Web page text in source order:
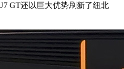
GT还以巨大优势刷新了纽北